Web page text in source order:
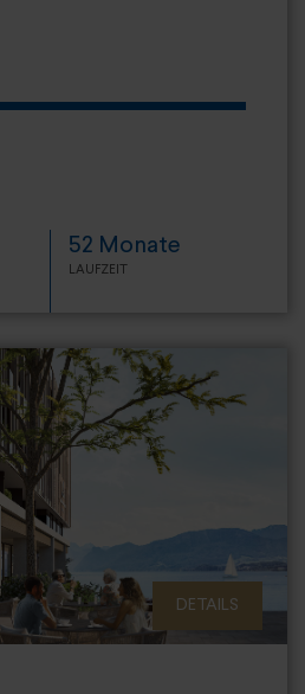
52 Monate
LAUFZEIT
DETAILS